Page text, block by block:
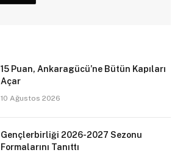
15 Puan, Ankaragücü’ne Bütün Kapıları
Açar
10 Ağustos 2026
Gençlerbirliği 2026-2027 Sezonu
Formalarını Tanıttı